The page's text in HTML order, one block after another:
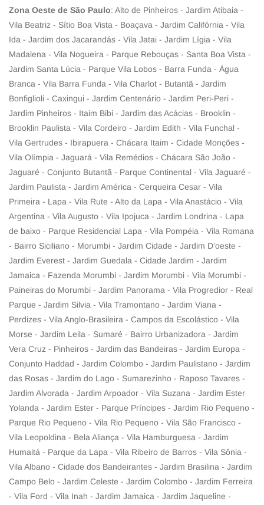
Zona Oeste de São Paulo: Alto de Pinheiros - Jardim Atibaia -
Vila Beatriz - Sítio Boa Vista - Boaçava - Jardim Califórnia - Vila
Ida - Jardim dos Jacarandás - Vila Jatai - Jardim Lígia - Vila
Madalena - Vila Nogueira - Parque Rebouças - Santa Boa Vista -
Jardim Santa Lúcia - Parque Vila Lobos - Barra Funda - Água
Branca - Vila Barra Funda - Vila Charlot - Butantã - Jardim
Bonfiglioli - Caxingui - Jardim Centenário - Jardim Peri-Peri -
Jardim Pinheiros - Itaim Bibi - Jardim das Acácias - Brooklin -
Brooklin Paulista - Vila Cordeiro - Jardim Edith - Vila Funchal -
Vila Gertrudes - Ibirapuera - Chácara Itaim - Cidade Monções -
Vila Olímpia - Jaguará - Vila Remédios - Chácara São João -
Jaguaré - Conjunto Butantã - Parque Continental - Vila Jaguaré -
Jardim Paulista - Jardim América - Cerqueira Cesar - Vila
Primeira - Lapa - Vila Rute - Alto da Lapa - Vila Anastácio - Vila
Argentina - Vila Augusto - Vila Ipojuca - Jardim Londrina - Lapa
de baixo - Parque Residencial Lapa - Vila Pompéia - Vila Romana
- Bairro Siciliano - Morumbi - Jardim Cidade - Jardim D’oeste -
Jardim Everest - Jardim Guedala - Cidade Jardim - Jardim
Jamaica - Fazenda Morumbi - Jardim Morumbi - Vila Morumbi -
Paineiras do Morumbi - Jardim Panorama - Vila Progredior - Real
Parque - Jardim Silvia - Vila Tramontano - Jardim Viana -
Perdizes - Vila Anglo-Brasileira - Campos da Escolástico - Vila
Morse - Jardim Leila - Sumaré - Bairro Urbanizadora - Jardim
Vera Cruz - Pinheiros - Jardim das Bandeiras - Jardim Europa -
Conjunto Haddad - Jardim Colombo - Jardim Paulistano - Jardim
das Rosas - Jardim do Lago - Sumarezinho - Raposo Tavares -
Jardim Alvorada - Jardim Arpoador - Vila Suzana - Jardim Ester
Yolanda - Jardim Ester - Parque Príncipes - Jardim Rio Pequeno -
Parque Rio Pequeno - Vila Rio Pequeno - Vila São Francisco -
Vila Leopoldina - Bela Aliança - Vila Hamburguesa - Jardim
Humaitá - Parque da Lapa - Vila Ribeiro de Barros - Vila Sônia -
Vila Albano - Cidade dos Bandeirantes - Jardim Brasilina - Jardim
Campo Belo - Jardim Celeste - Jardim Colombo - Jardim Ferreira
- Vila Ford - Vila Inah - Jardim Jamaica - Jardim Jaqueline -